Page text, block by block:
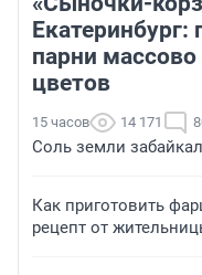
Екатеринбург:
парни
цветов
15 часов 14 171
Соль земли
Как приготовить
рецепт от